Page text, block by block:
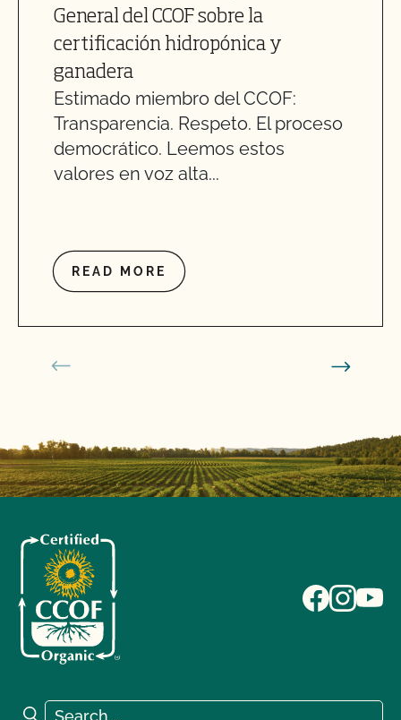
General del CCOF sobre la
certificación hidropónica y
ganadera
Estimado miembro del CCOF:
Transparencia. Respeto. El proceso
democrático. Leemos estos
valores en voz alta...
READ MORE
Search for:
Search